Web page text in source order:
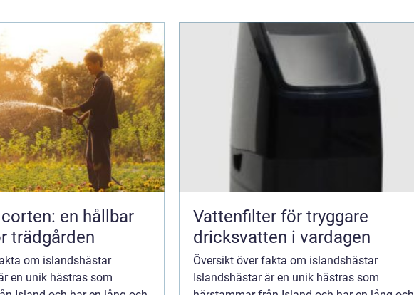
en hållbar
trädgården
om islandshästar
en unik hästras som
Vattenfilter för tryggare
dricksvatten i vardagen
Översikt över fakta om islandshästar
Islandshästar är en unik hästras som